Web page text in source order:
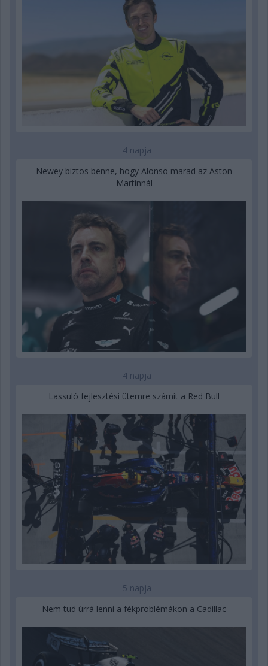
4 napja
Newey biztos benne, hogy Alonso marad az Aston
Martinnál
4 napja
Lassuló fejlesztési ütemre számít a Red Bull
5 napja
Nem tud úrrá lenni a fékproblémákon a Cadillac